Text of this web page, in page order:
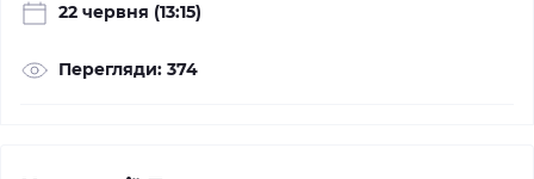
22 червня (13:15)
Перегляди: 374